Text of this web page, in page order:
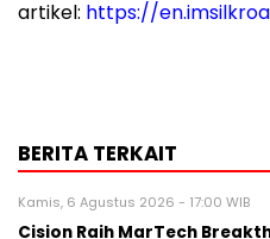
artikel: https://
BERITA TERKAIT
Kamis, 6 Agustus 2026 - 17:00 WIB
Cision Raih MarTech